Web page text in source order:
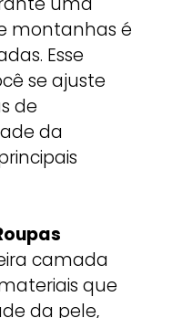
montanhas é
Esse
se ajuste
de
da
camada
que
da pele,